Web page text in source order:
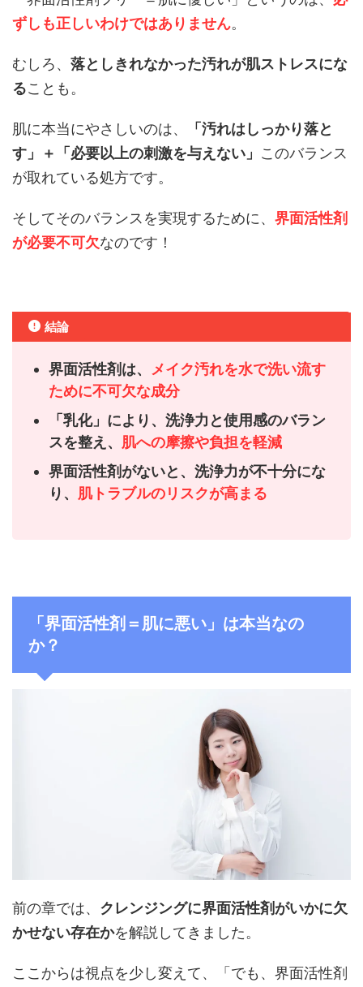
ずしも正しいわけではありません。
むしろ、 落としきれなかった汚れが肌ストレスにな
ることも。
肌に本当にやさしいのは、
「汚れはしっかり落と
す」＋「必要以上の刺激を与えない」 このバランス
が取れている処方です。
そしてそのバランスを実現するために、 界面活性剤
が必要不可欠なのです！
結論
界面活性剤は、
メイク汚れを水で洗い流す
ために不可欠な成分
「乳化」により、洗浄力と使用感のバラン
スを整え、 肌への摩擦や負担を軽減
界面活性剤がないと、洗浄力が不十分にな
り、 肌トラブルのリスクが高まる
「界面活性剤＝肌に悪い」は本当なの
か？
前の章では、 クレンジングに界面活性剤がいかに欠
かせない存在かを解説してきました。
ここからは視点を少し変えて、「でも、界面活性剤